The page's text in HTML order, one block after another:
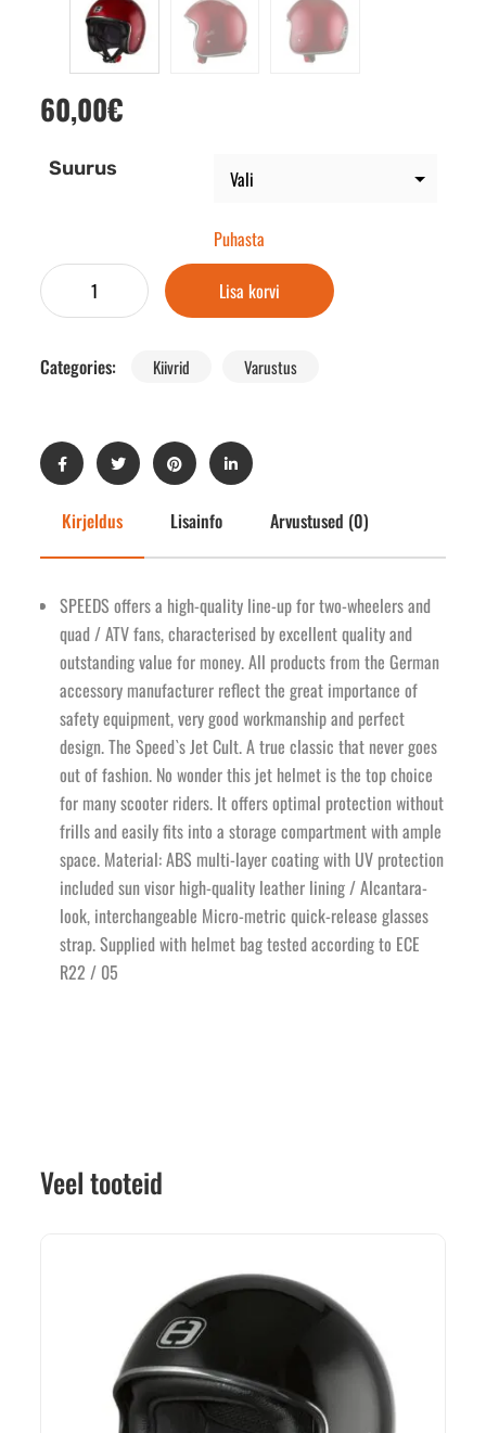
60,00€
Suurus
Puhasta
Lisa korvi
Categories: Kiivrid Varustus
Kirjeldus Lisainfo Arvustused (0)
SPEEDS offers a high-quality line-up for two-wheelers and
quad / ATV fans, characterised by excellent quality and
outstanding value for money. All products from the German
accessory manufacturer reflect the great importance of
safety equipment, very good workmanship and perfect
design. The Speed`s Jet Cult. A true classic that never goes
out of fashion. No wonder this jet helmet is the top choice
for many scooter riders. It offers optimal protection without
frills and easily fits into a storage compartment with ample
space. Material: ABS multi-layer coating with UV protection
included sun visor high-quality leather lining / Alcantara-
look, interchangeable Micro-metric quick-release glasses
strap. Supplied with helmet bag tested according to ECE
R22 / 05
Veel tooteid